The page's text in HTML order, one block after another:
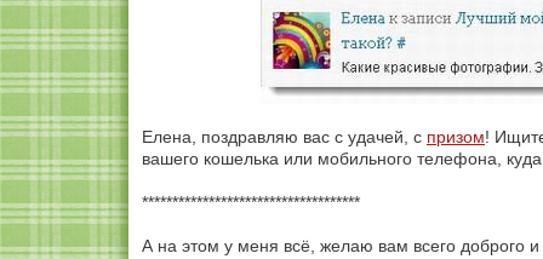
Елена, поздравляю вас с удачей, с призом!
вашего кошелька или мобильного телефона,
************************************
А на этом у меня всё, желаю вам всего доброго и